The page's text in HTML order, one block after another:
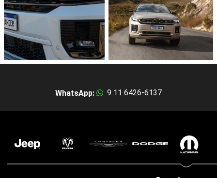
Multimedia Uconnect 10”​
7 plazas